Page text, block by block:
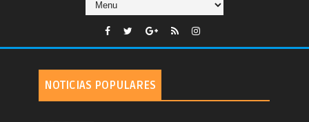
NOTICIAS POPULARES